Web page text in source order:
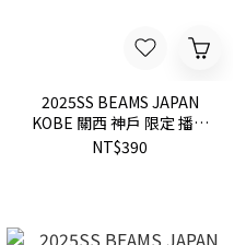
2025SS BEAMS JAPAN
KOBE 關西 神戶 限定 播州
算盤 根付吊飾 鑰匙圈 現貨
NT$390